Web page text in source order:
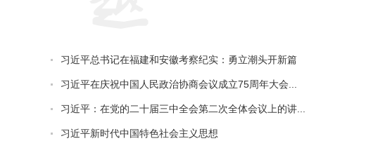
习近平总书记在福建和安徽考察纪实：勇立潮头开新篇
习近平在庆祝中国人民政治协商会议成立75周年大会...
习近平：在党的二十届三中全会第二次全体会议上的讲...
习近平新时代中国特色社会主义思想